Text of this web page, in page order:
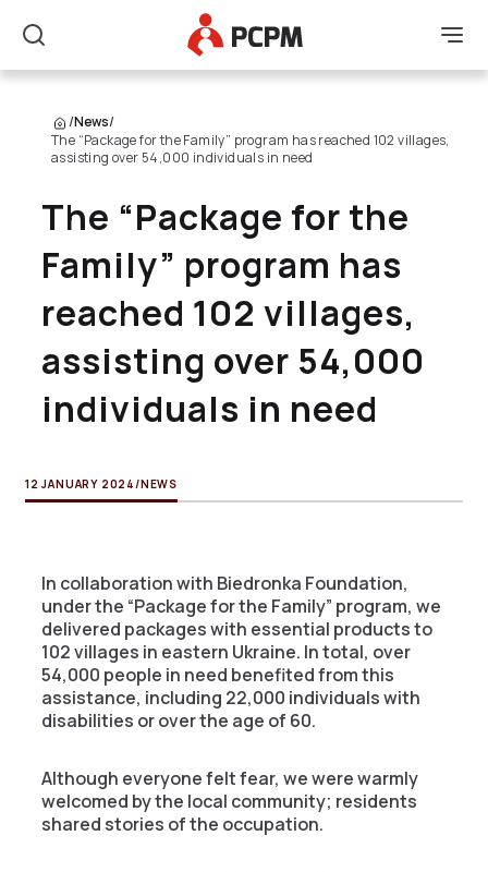
Search
Main Logo
/News/
The “Package for the Family” program has reached 102 villages,
assisting over 54,000 individuals in need
The “Package for the
Family” program has
reached 102 villages,
assisting over 54,000
individuals in need
12 JANUARY 2024 /NEWS
In collaboration with Biedronka Foundation,
under the “Package for the Family” program, we
delivered packages with essential products to
102 villages in eastern Ukraine. In total, over
54,000 people in need benefited from this
assistance, including 22,000 individuals with
disabilities or over the age of 60.
Although everyone felt fear, we were warmly
welcomed by the local community; residents
shared stories of the occupation.